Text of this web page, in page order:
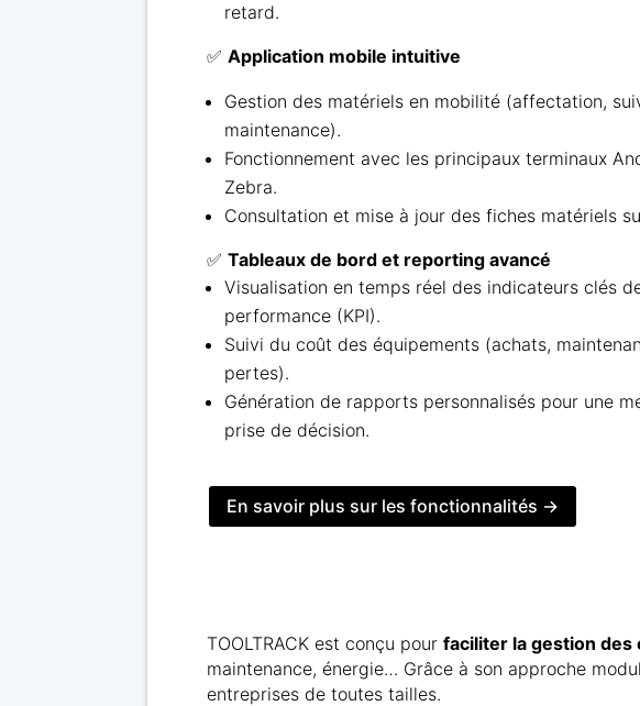
retard.
✅Application mobile intuitive
Gestion des matériels en mobilité (affectation,
maintenance).
Fonctionnement avec les principaux terminaux
Zebra.
Consultation et mise à jour des fiches matériels
✅Tableaux de bord et reporting avancé
Visualisation en temps réel des indicateurs clés
performance (KPI).
Suivi du coût des équipements (achats,
pertes).
Génération de rapports personnalisés pour une
prise de décision.
En savoir plus sur les fonctionnalités →
TOOLTRACK est conçu pourfaciliter la gestion des
maintenance, énergie… Grâce à son approche
entreprises de toutes tailles.